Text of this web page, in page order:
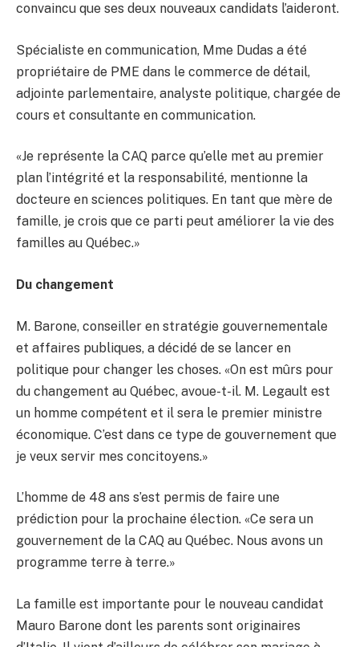
convaincu que ses deux nouveaux candidats l’aideront.
Spécialiste en communication, Mme Dudas a été
propriétaire de PME dans le commerce de détail,
adjointe parlementaire, analyste politique, chargée de
cours et consultante en communication.
«Je représente la CAQ parce qu’elle met au premier
plan l’intégrité et la responsabilité, mentionne la
docteure en sciences politiques. En tant que mère de
famille, je crois que ce parti peut améliorer la vie des
familles au Québec.»
Du changement
M. Barone, conseiller en stratégie gouvernementale
et affaires publiques, a décidé de se lancer en
politique pour changer les choses. «On est mûrs pour
du changement au Québec, avoue-t-il. M. Legault est
un homme compétent et il sera le premier ministre
économique. C’est dans ce type de gouvernement que
je veux servir mes concitoyens.»
L’homme de 48 ans s’est permis de faire une
prédiction pour la prochaine élection. «Ce sera un
gouvernement de la CAQ au Québec. Nous avons un
programme terre à terre.»
La famille est importante pour le nouveau candidat
Mauro Barone dont les parents sont originaires